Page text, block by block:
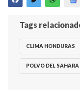
Tags
CLIMA HONDURAS
POLVO DEL SAHARA